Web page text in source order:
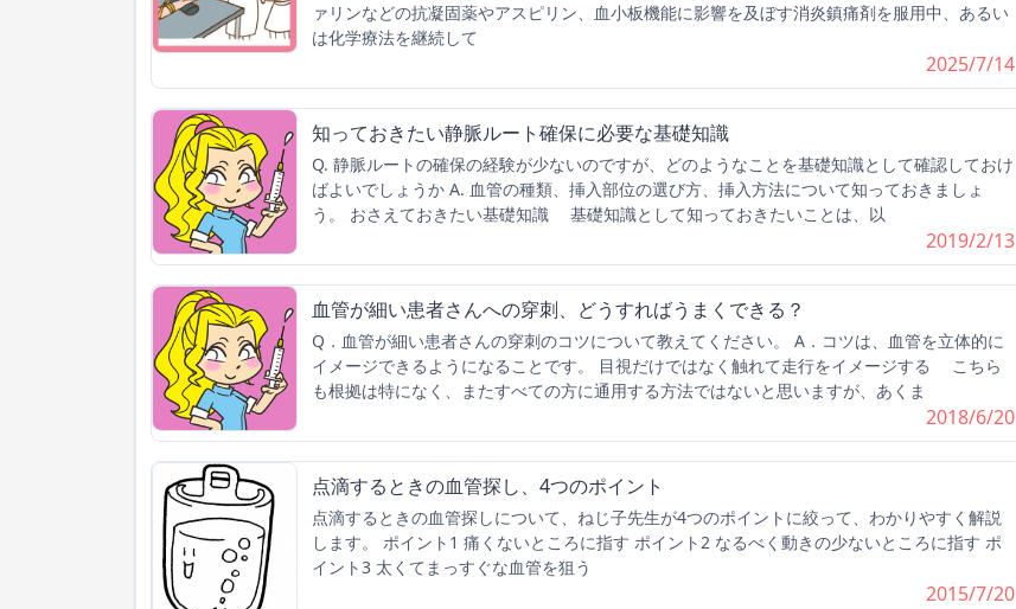
ァリンなどの抗凝固薬やアスピリン、血小板機能に影響を及ぼす消炎鎮痛剤を服用中、あるい
は化学療法を継続して
2025/7/14
知っておきたい静脈ルート確保に必要な基礎知識
Q. 静脈ルートの確保の経験が少ないのですが、どのようなことを基礎知識として確認しておけ
ばよいでしょうか A. 血管の種類、挿入部位の選び方、挿入方法について知っておきましょ
う。 おさえておきたい基礎知識 基礎知識として知っておきたいことは、以
2019/2/13
血管が細い患者さんへの穿刺、どうすればうまくできる？
Q．血管が細い患者さんの穿刺のコツについて教えてください。 A．コツは、血管を立体的に
イメージできるようになることです。 目視だけではなく触れて走行をイメージする こちら
も根拠は特になく、またすべての方に通用する方法ではないと思いますが、あくま
2018/6/20
点滴するときの血管探し、4つのポイント
点滴するときの血管探しについて、ねじ子先生が4つのポイントに絞って、わかりやすく解説
します。 ポイント1 痛くないところに指す ポイント2 なるべく動きの少ないところに指す ポ
イント3 太くてまっすぐな血管を狙う
2015/7/20